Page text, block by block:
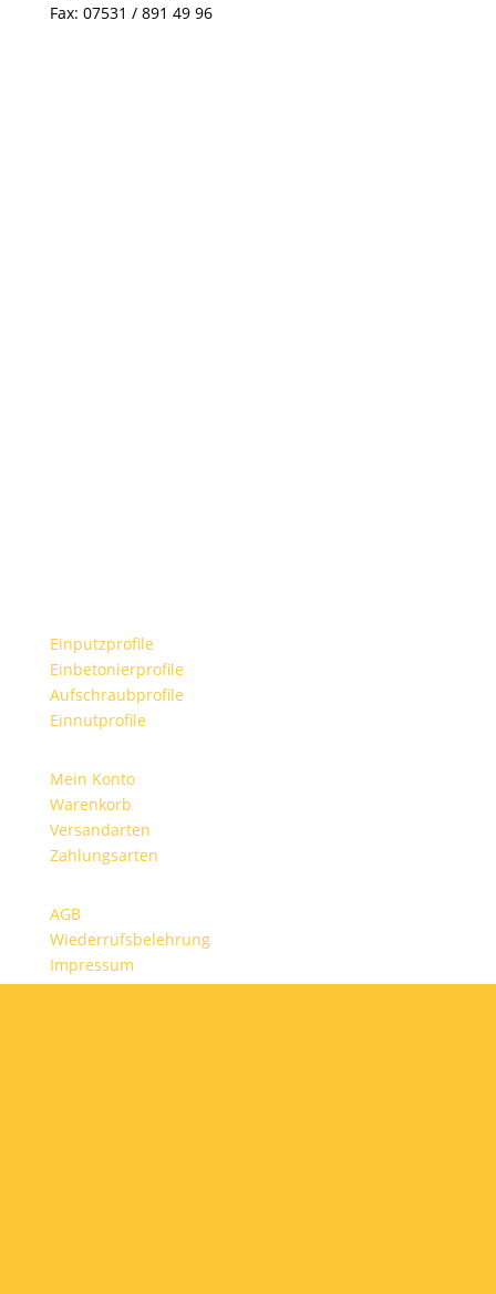
Fax: 07531 / 891 49 96
Einputzprofile
Einbetonierprofile
Aufschraubprofile
Einnutprofile
Mein Konto
Warenkorb
Versandarten
Zahlungsarten
AGB
Wiederrufsbelehrung
Impressum
Datenschutz